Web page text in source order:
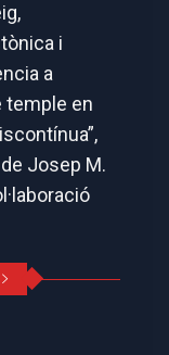
i
a
temple en
Josep M.